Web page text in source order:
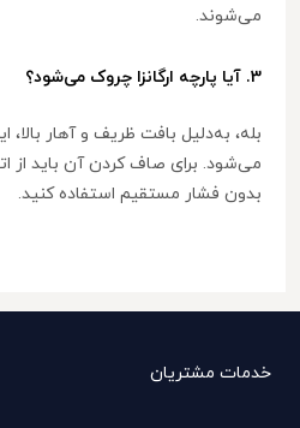
می‌شوند.
3. آیا پارچه ارگانزا چروک می‌شود؟
بله، به‌دلیل بافت ظریف و آهار
می‌شود. برای صاف کردن آن باید از
بدون فشار مستقیم استفاده کنید.
خدمات مشتریان